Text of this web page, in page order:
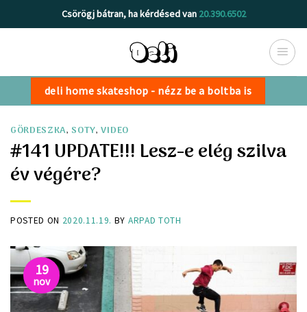
to
Csörögj bátran, ha kérdésed van 20.390.6502
deli home skateshop - nézz be a boltba is
GÖRDESZKA, SOTY,VIDEO
#141 UPDATE!!! Lesz-e elég szilva
év végére?
POSTED ON 2020.11.19. BY ARPAD TOTH
19
nov